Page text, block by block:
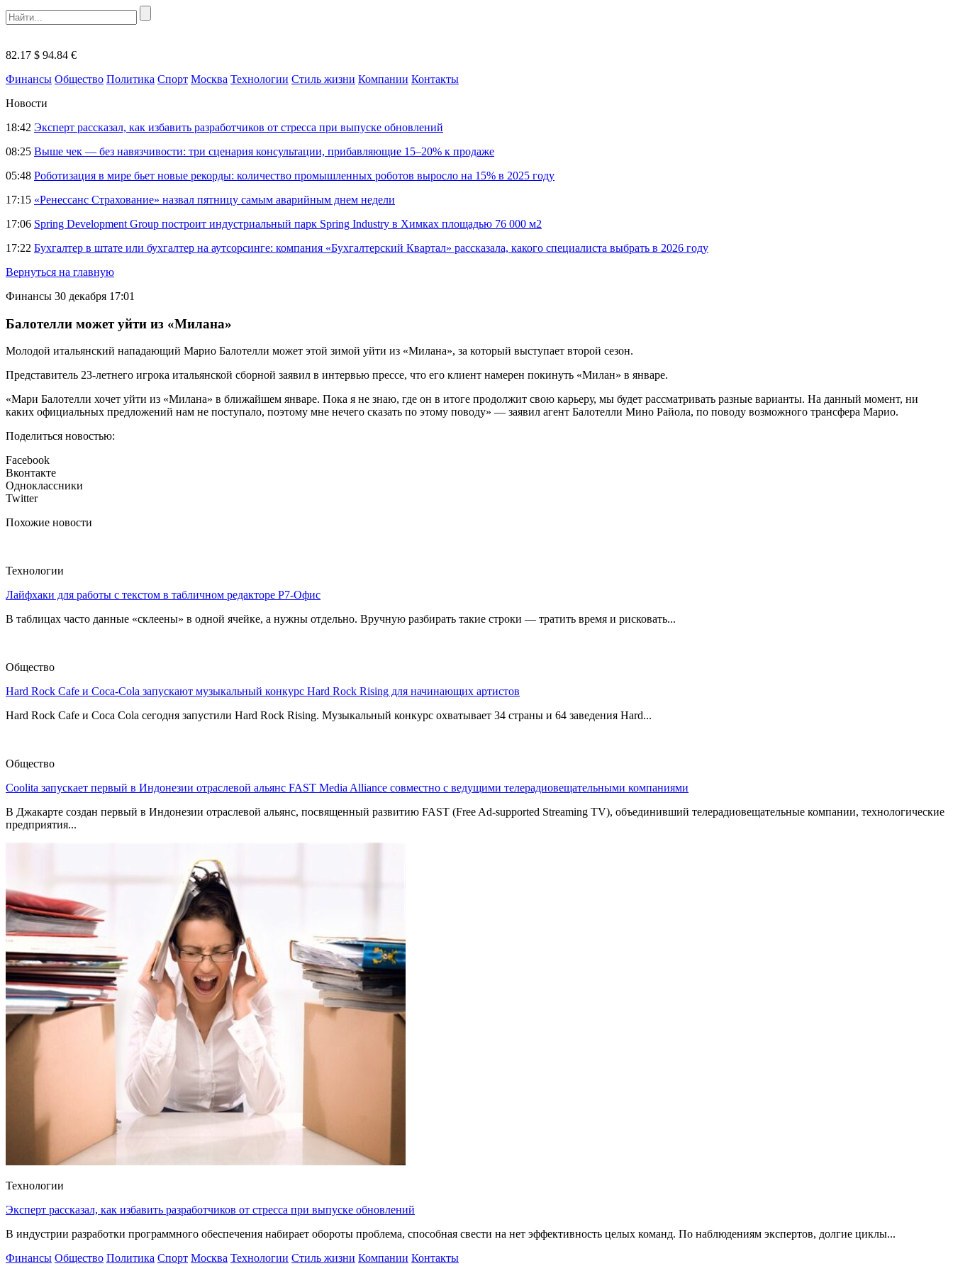
82.17 $ 94.84 €
Финансы Общество Политика Спорт Москва Технологии Стиль жизни Компании Контакты
Новости
18:42 Эксперт рассказал, как избавить разработчиков от стресса при выпуске обновлений
08:25 Выше чек — без навязчивости: три сценария консультации, прибавляющие 15–20% к продаже
05:48 Роботизация в мире бьет новые рекорды: количество промышленных роботов выросло на 15% в 2025 году
17:15 «Ренессанс Страхование» назвал пятницу самым аварийным днем недели
17:06 Spring Development Group построит индустриальный парк Spring Industry в Химках площадью 76 000 м2
17:22 Бухгалтер в штате или бухгалтер на аутсорсинге: компания «Бухгалтерский Квартал» рассказала, какого специалиста выбрать в 2026 году
Вернуться на главную
Финансы 30 декабря 17:01
Балотелли может уйти из «Милана»
Молодой итальянский нападающий Марио Балотелли может этой зимой уйти из «Милана», за который выступает второй сезон.
Представитель 23-летнего игрока итальянской сборной заявил в интервью прессе, что его клиент намерен покинуть «Милан» в январе.
«Мари Балотелли хочет уйти из «Милана» в ближайшем январе. Пока я не знаю, где он в итоге продолжит свою карьеру, мы будет рассматривать разные варианты. На данный момент, ни
каких официальных предложений нам не поступало, поэтому мне нечего сказать по этому поводу» — заявил агент Балотелли Мино Райола, по поводу возможного трансфера Марио.
Поделиться новостью:
Facebook
Вконтакте
Одноклассники
Twitter
Похожие новости
Технологии
Лайфхаки для работы с текстом в табличном редакторе Р7-Офис
В таблицах часто данные «склеены» в одной ячейке, а нужны отдельно. Вручную разбирать такие строки — тратить время и рисковать...
Общество
Hard Rock Cafe и Coca-Cola запускают музыкальный конкурс Hard Rock Rising для начинающих артистов
Hard Rock Cafe и Coca Cola сегодня запустили Hard Rock Rising. Музыкальный конкурс охватывает 34 страны и 64 заведения Hard...
Общество
Coolita запускает первый в Индонезии отраслевой альянс FAST Media Alliance совместно с ведущими телерадиовещательными компаниями
В Джакарте создан первый в Индонезии отраслевой альянс, посвященный развитию FAST (Free Ad-supported Streaming TV), объединивший телерадиовещательные компании, технологические
предприятия...
Технологии
Эксперт рассказал, как избавить разработчиков от стресса при выпуске обновлений
В индустрии разработки программного обеспечения набирает обороты проблема, способная свести на нет эффективность целых команд. По наблюдениям экспертов, долгие циклы...
Финансы Общество Политика Спорт Москва Технологии Стиль жизни Компании Контакты